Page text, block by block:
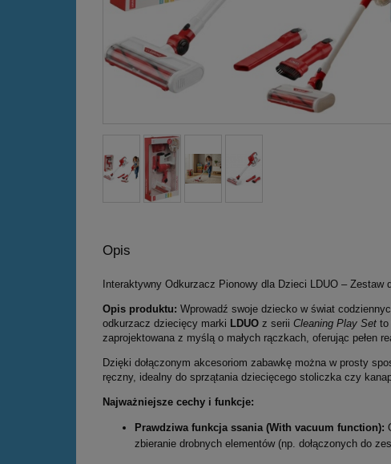
Opis
Interaktywny Odkurzacz Pionowy dla Dzieci LDUO – Zestaw
Opis produktu: Wprowadź swoje dziecko w świat
odkurzacz dziecięcy marki LDUO z serii Cleaning Play Set to
zaprojektowana z myślą o małych rączkach, oferując pełen
Dzięki dołączonym akcesoriom zabawkę można w prosty
ręczny, idealny do sprzątania dziecięcego stoliczka czy
Najważniejsze cechy i funkcje:
Prawdziwa funkcja ssania (With vacuum function):
zbieranie drobnych elementów (np. dołączonych do